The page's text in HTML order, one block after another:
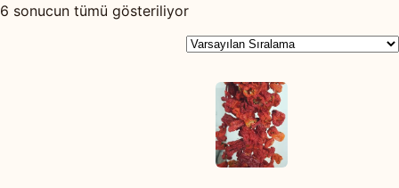
6 sonucun tümü gösteriliyor